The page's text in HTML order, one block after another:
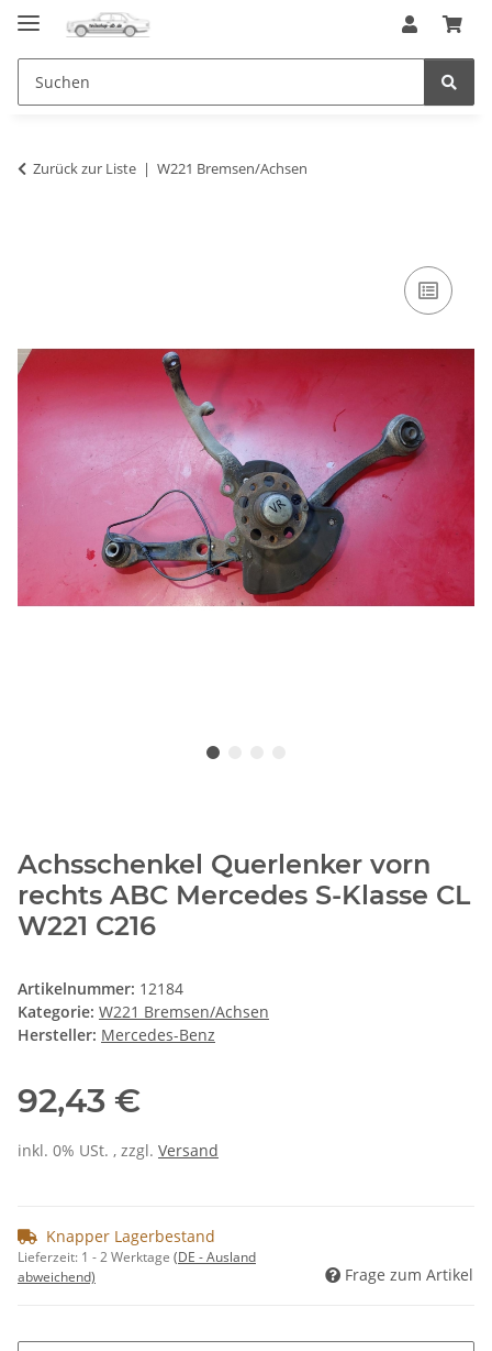
Zurück zur Liste W221 Bremsen/Achsen
Achsschenkel Querlenker vorn
rechts ABC Mercedes S-Klasse CL
W221 C216
Artikelnummer: 12184
Kategorie: W221 Bremsen/Achsen
Hersteller: Mercedes-Benz
92,43 €
inkl. 0% USt. , zzgl. Versand
Knapper Lagerbestand
Lieferzeit: 1 - 2 Werktage (DE - Ausland
abweichend)
Frage zum Artikel